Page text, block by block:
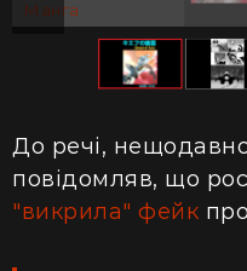
Манга
До речі,
повідомляв, що
"викрила" фейк